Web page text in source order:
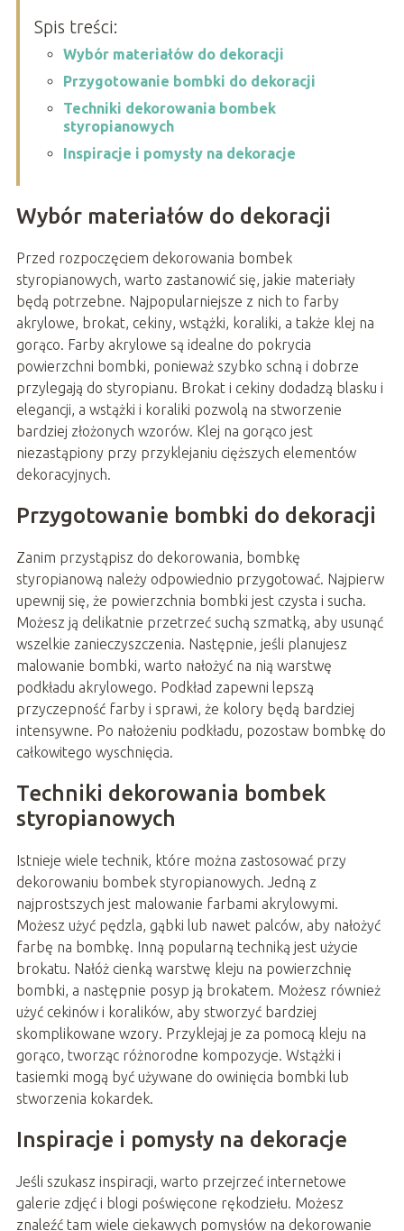
Spis treści:
Wybór materiałów do dekoracji
Przygotowanie bombki do dekoracji
Techniki dekorowania bombek
styropianowych
Inspiracje i pomysły na dekoracje
Wybór materiałów do dekoracji
Przed rozpoczęciem dekorowania bombek
styropianowych, warto zastanowić się, jakie materiały
będą potrzebne. Najpopularniejsze z nich to farby
akrylowe, brokat, cekiny, wstążki, koraliki, a także klej na
gorąco. Farby akrylowe są idealne do pokrycia
powierzchni bombki, ponieważ szybko schną i dobrze
przylegają do styropianu. Brokat i cekiny dodadzą blasku i
elegancji, a wstążki i koraliki pozwolą na stworzenie
bardziej złożonych wzorów. Klej na gorąco jest
niezastąpiony przy przyklejaniu cięższych elementów
dekoracyjnych.
Przygotowanie bombki do dekoracji
Zanim przystąpisz do dekorowania, bombkę
styropianową należy odpowiednio przygotować. Najpierw
upewnij się, że powierzchnia bombki jest czysta i sucha.
Możesz ją delikatnie przetrzeć suchą szmatką, aby usunąć
wszelkie zanieczyszczenia. Następnie, jeśli planujesz
malowanie bombki, warto nałożyć na nią warstwę
podkładu akrylowego. Podkład zapewni lepszą
przyczepność farby i sprawi, że kolory będą bardziej
intensywne. Po nałożeniu podkładu, pozostaw bombkę do
całkowitego wyschnięcia.
Techniki dekorowania bombek
styropianowych
Istnieje wiele technik, które można zastosować przy
dekorowaniu bombek styropianowych. Jedną z
najprostszych jest malowanie farbami akrylowymi.
Możesz użyć pędzla, gąbki lub nawet palców, aby nałożyć
farbę na bombkę. Inną popularną techniką jest użycie
brokatu. Nałóż cienką warstwę kleju na powierzchnię
bombki, a następnie posyp ją brokatem. Możesz również
użyć cekinów i koralików, aby stworzyć bardziej
skomplikowane wzory. Przyklejaj je za pomocą kleju na
gorąco, tworząc różnorodne kompozycje. Wstążki i
tasiemki mogą być używane do owinięcia bombki lub
stworzenia kokardek.
Inspiracje i pomysły na dekoracje
Jeśli szukasz inspiracji, warto przejrzeć internetowe
galerie zdjęć i blogi poświęcone rękodziełu. Możesz
znaleźć tam wiele ciekawych pomysłów na dekorowanie